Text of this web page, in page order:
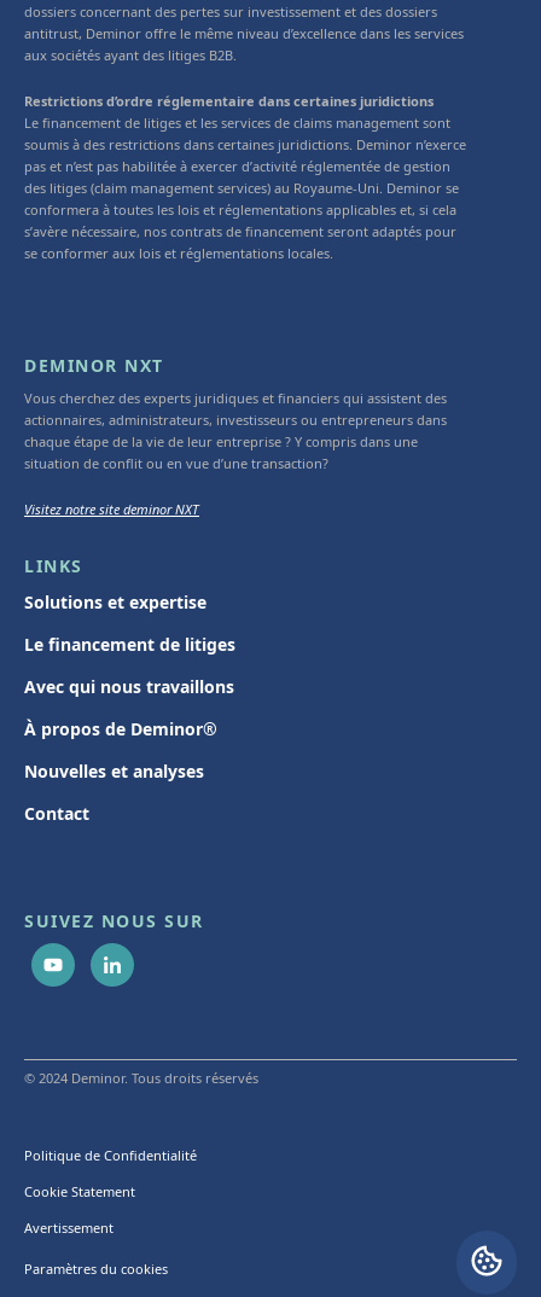
dossiers concernant des pertes sur investissement et des dossiers
antitrust, Deminor offre le même niveau d’excellence dans les services
aux sociétés ayant des litiges B2B.
Restrictions d’ordre réglementaire dans certaines juridictions
Le financement de litiges et les services de claims management sont
soumis à des restrictions dans certaines juridictions. Deminor n’exerce
pas et n’est pas habilitée à exercer d’activité réglementée de gestion
des litiges (claim management services) au Royaume-Uni. Deminor se
conformera à toutes les lois et réglementations applicables et, si cela
s’avère nécessaire, nos contrats de financement seront adaptés pour
se conformer aux lois et réglementations locales.
DEMINOR NXT
Vous cherchez des experts juridiques et financiers qui assistent des
actionnaires, administrateurs, investisseurs ou entrepreneurs dans
chaque étape de la vie de leur entreprise ? Y compris dans une
situation de conflit ou en vue d’une transaction?
Visitez notre site deminor NXT
LINKS
Solutions et expertise
Le financement de litiges
Avec qui nous travaillons
À propos de Deminor®
Nouvelles et analyses
Contact
SUIVEZ NOUS SUR
© 2024 Deminor. Tous droits réservés
Politique de Confidentialité
Cookie Statement
Avertissement
Paramètres du cookies